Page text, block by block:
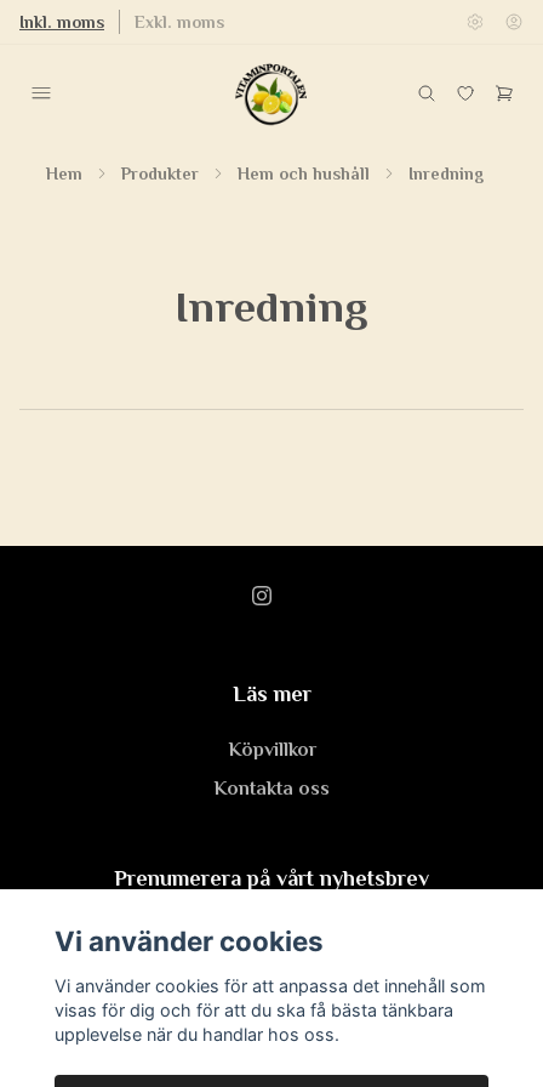
Inkl. moms Exkl. moms
Hem Produkter Hem och hushåll Inredning
Inredning
Läs mer
Köpvillkor
Kontakta oss
Prenumerera på vårt nyhetsbrev
Vi använder cookies
Vi använder cookies för att anpassa det innehåll som
visas för dig och för att du ska få bästa tänkbara
upplevelse när du handlar hos oss.